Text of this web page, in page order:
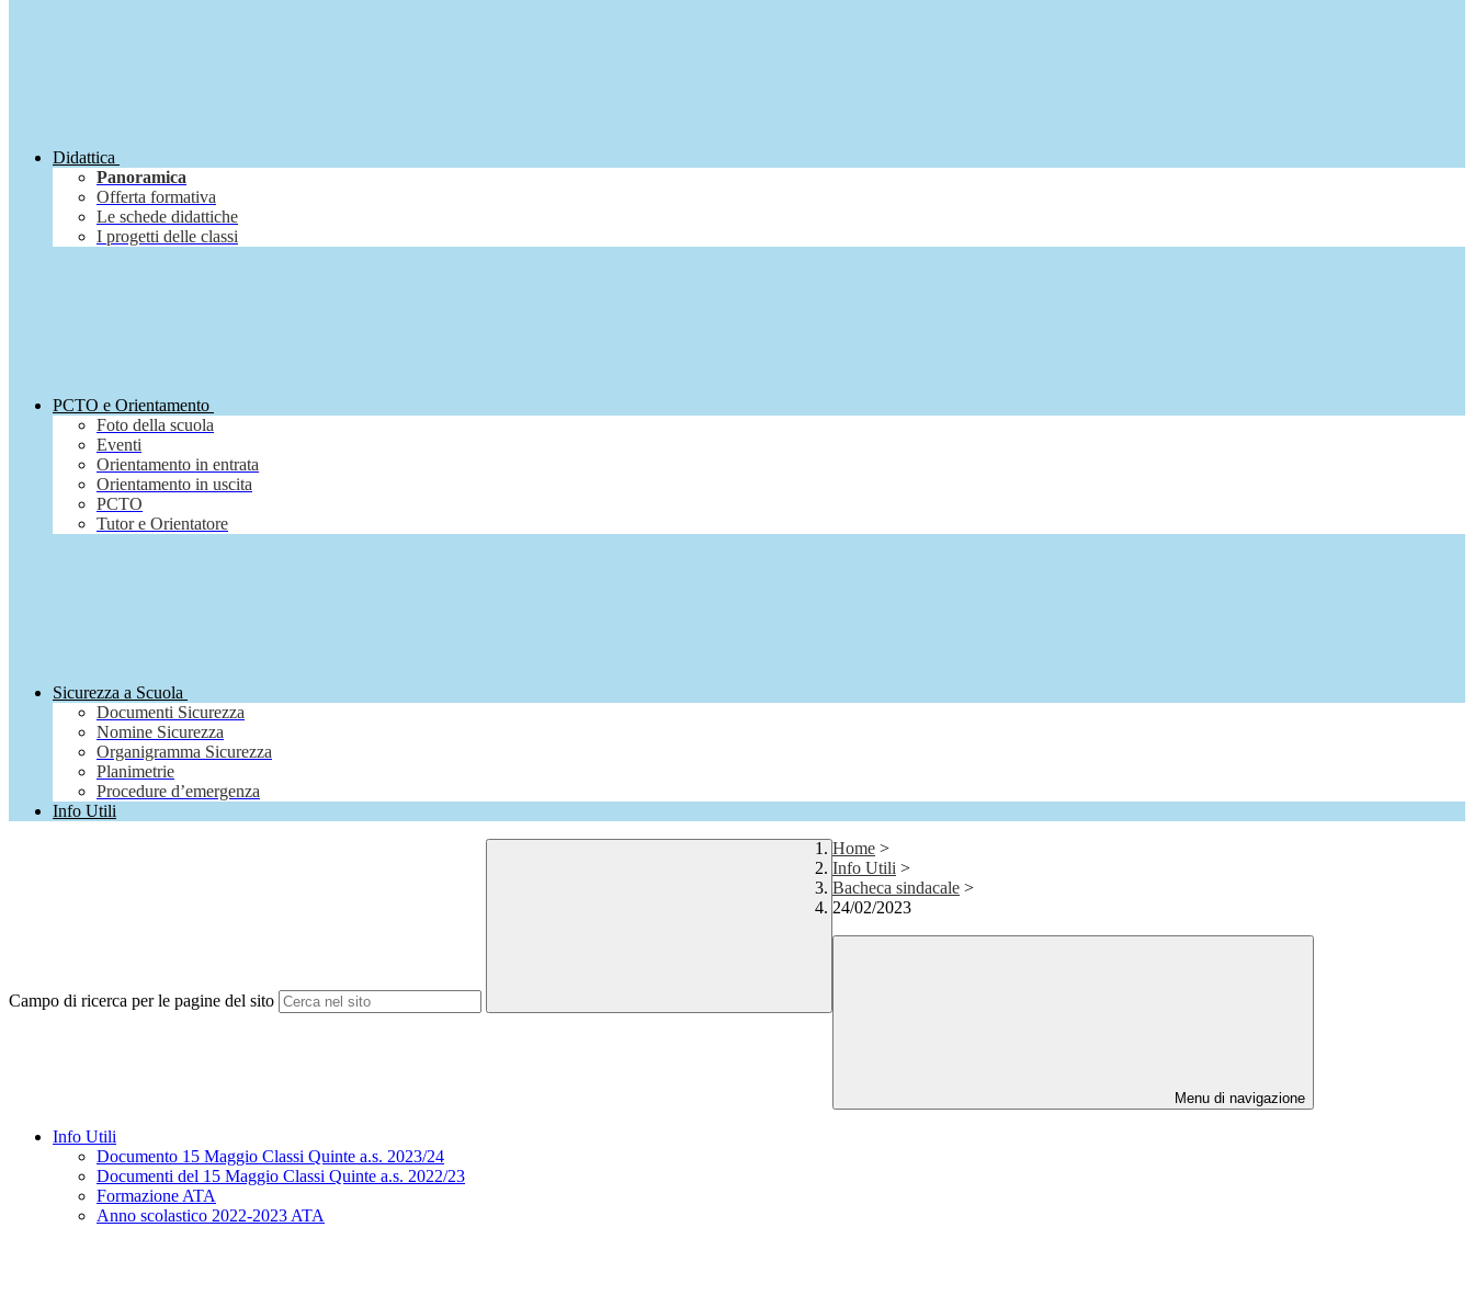
Didattica
Panoramica
Offerta formativa
Le schede didattiche
I progetti delle classi
PCTO e Orientamento
Foto della scuola
Eventi
Orientamento in entrata
Orientamento in uscita
PCTO
Tutor e Orientatore
Sicurezza a Scuola
Documenti Sicurezza
Nomine Sicurezza
Organigramma Sicurezza
Planimetrie
Procedure d’emergenza
Info Utili
Campo di ricerca per le pagine del sito
Home >
Info Utili >
Bacheca sindacale >
24/02/2023
Menu di navigazione
Info Utili
Documento 15 Maggio Classi Quinte a.s. 2023/24
Documenti del 15 Maggio Classi Quinte a.s. 2022/23
Formazione ATA
Anno scolastico 2022-2023 ATA